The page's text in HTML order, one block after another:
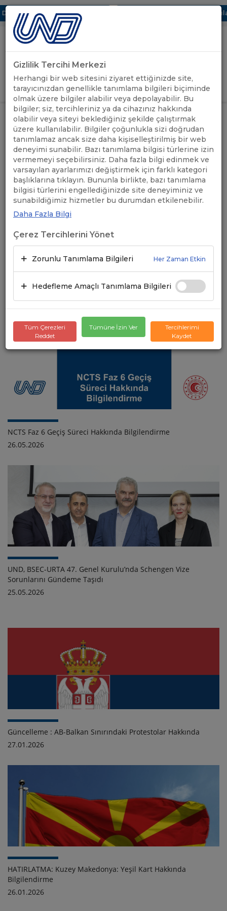
UBAK Bölümü Hakkında UND, Yunanistan Vize
Uluslararası Nakliyeciler Derneği
GİRİŞ YAP
ANASAYFA / HABERLER
Filtrele
10.06.2026
NCTS Faz 6 Geçiş Süreci Hakkında Bilgilendirme
26.05.2026
UND, BSEC-URTA 47. Genel Kurulu’nda Schengen Vize
Sorunlarını Gündeme Taşıdı
25.05.2026
Güncelleme : AB-Balkan Sınırındaki Protestolar Hakkında
27.01.2026
HATIRLATMA: Kuzey Makedonya: Yeşil Kart Hakkında
Bilgilendirme
26.01.2026
Gizlilik Tercihi Merkezi
Herhangi bir web sitesini ziyaret ettiğinizde site,
tarayıcınızdan genellikle tanımlama bilgileri biçiminde
olmak üzere bilgiler alabilir veya depolayabilir. Bu
bilgiler; siz, tercihleriniz ya da cihazınız hakkında
olabilir veya siteyi beklediğiniz şekilde çalıştırmak
üzere kullanılabilir. Bilgiler çoğunlukla sizi doğrudan
tanımlamaz ancak size daha kişiselleştirilmiş bir web
deneyimi sunabilir. Bazı tanımlama bilgisi türlerine izin
vermemeyi seçebilirsiniz. Daha fazla bilgi edinmek ve
varsayılan ayarlarımızı değiştirmek için farklı kategori
başlıklarına tıklayın. Bununla birlikte, bazı tanımlama
bilgisi türlerini engellediğinizde site deneyiminiz ve
sunabildiğimiz hizmetler bu durumdan etkilenebilir.
Daha Fazla Bilgi
Çerez Tercihlerini Yönet
Zorunlu Tanımlama Bilgileri Her Zaman Etkin
Hedefleme Amaçlı Tanımlama Bilgileri
Tüm Çerezleri
Reddet
Tümüne İzin Ver
Tercihlerimi
Kaydet